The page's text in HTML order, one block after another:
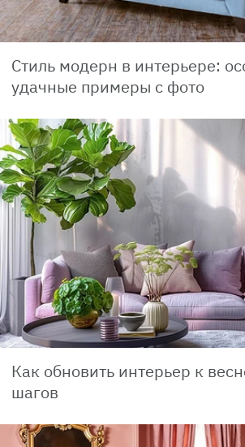
Стиль модерн в интерьере:
удачные примеры с фото
Как обновить интерьер к
шагов